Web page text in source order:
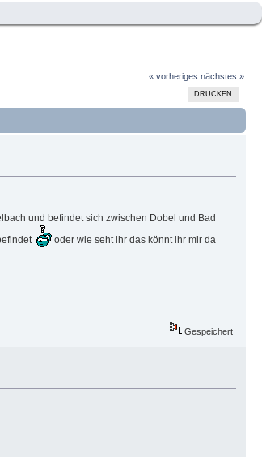
« vorheriges nächstes »
DRUCKEN
und befindet sich zwischen Dobel und Bad
oder wie seht ihr das könnt ihr mir da
Gespeichert